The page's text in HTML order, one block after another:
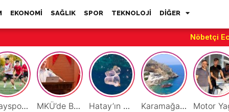
EKONOMİ SAĞLIK SPOR TEKNOLOJİ DİĞER
Nöbetçi
Hatayspor’daki büyük kriz gençler için büyük bir fırsat MKÜ’de BAP ve TÜBİTAK 1001 Projeleri Masaya Yatırıldı Hatay’ın Deniz ve Sahillerini Kirleten Tesislere Ceza Yağdı! Karamağara Koyu Doğu Akdeniz’in Turizm Yıldızı Oluyor